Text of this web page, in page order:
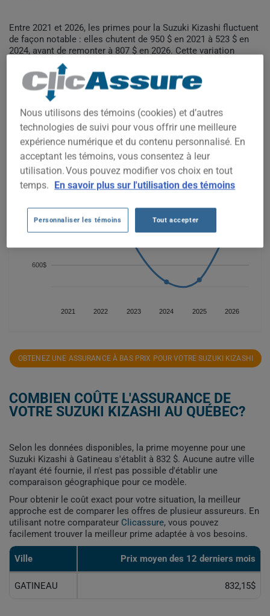
Entre 2021 et 2026, les primes pour la Suzuki Kizashi fluctuent
de façon notable : elles chutent de 950 $ en 2021 à 523 $ en
2024, avant de remonter à 807 $ en 2026. Cette variation
reflète probablement la rareté du modèle et l'évolution du
nombre de véhicules encore en circulation.
Pour trouver la meilleur assurance pour votre véhicule SUZUKI
KIZASHI, il est plus important que jamais de comparer les
options disponibles.
2021 2022 2023 2024 2025 2026
600$
800$
OBTENEZ UNE ASSURANCE À BAS PRIX POUR VOTRE SUZUKI KIZASHI
COMBIEN COÛTE L'ASSURANCE DE
VOTRE SUZUKI KIZASHI AU QUÉBEC?
Selon les données disponibles, la prime moyenne pour une
Suzuki Kizashi à Gatineau s'établit à 832 $. Aucune autre ville
n'ayant été fournie, il n'est pas possible d'établir une
comparaison géographique pour ce modèle.
Pour obtenir le coût exact pour votre situation, la meilleur
approche est de comparer les offres de plusieur assureurs. En
utilisant notre comparateur Clicassure, vous pouvez
facilement trouver la meilleur prime adaptée à vos besoins.
Ville Prix ​​moyen des 12 derniers mois
GATINEAU 832,15$
Nous utilisons des témoins (cookies) et d’autres
technologies de suivi pour vous offrir une meilleure
expérience numérique et du contenu personnalisé. En
acceptant les témoins, vous consentez à leur
utilisation. Vous pouvez modifier vos choix en tout
temps. En savoir plus sur l'utilisation des témoins
Personnaliser les témoins Tout accepter